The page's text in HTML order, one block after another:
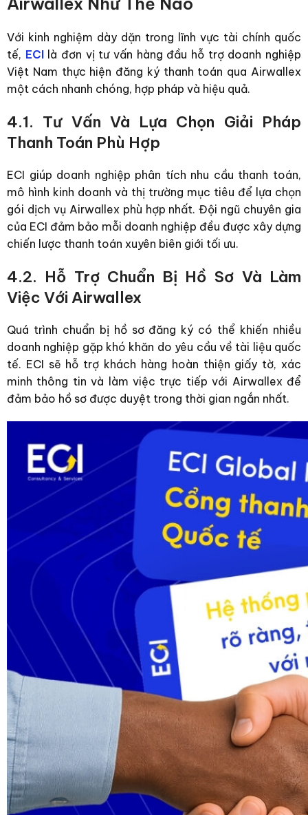
Với kinh nghiệm dày dặn trong lĩnh vực tài chính quốc
tế, ECIlà đơn vị tư vấn hàng đầu hỗ trợ doanh nghiệp
Việt Nam thực hiện đăng ký thanh toán qua Airwallex
một cách nhanh chóng, hợp pháp và hiệu quả.
4.1. Tư Vấn Và Lựa Chọn Giải Pháp
Thanh Toán Phù Hợp
ECI giúp doanh nghiệp phân tích nhu cầu thanh toán,
mô hình kinh doanh và thị trường mục tiêu để lựa chọn
gói dịch vụ Airwallex phù hợp nhất. Đội ngũ chuyên gia
của ECI đảm bảo mỗi doanh nghiệp đều được xây dựng
chiến lược thanh toán xuyên biên giới tối ưu.
4.2. Hỗ Trợ Chuẩn Bị Hồ Sơ Và Làm
Việc Với Airwallex
Quá trình chuẩn bị hồ sơ đăng ký có thể khiến nhiều
doanh nghiệp gặp khó khăn do yêu cầu về tài liệu quốc
tế. ECI sẽ hỗ trợ khách hàng hoàn thiện giấy tờ, xác
minh thông tin và làm việc trực tiếp với Airwallex để
đảm bảo hồ sơ được duyệt trong thời gian ngắn nhất.